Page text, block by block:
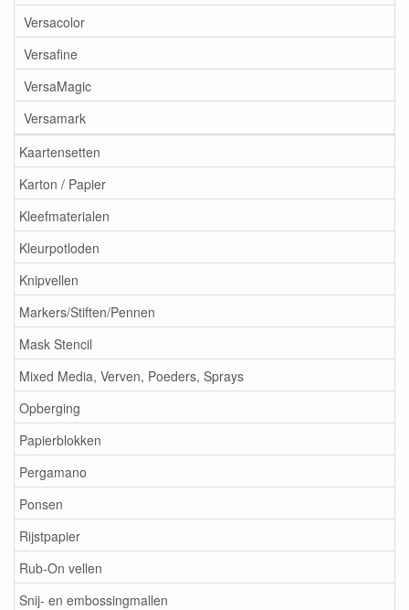
Versacolor
Versafine
VersaMagic
Versamark
Kaartensetten
Karton / Papier
Kleefmaterialen
Kleurpotloden
Knipvellen
Markers/Stiften/Pennen
Mask Stencil
Mixed Media, Verven, Poeders, Sprays
Opberging
Papierblokken
Pergamano
Ponsen
Rijstpapier
Rub-On vellen
Snij- en embossingmallen